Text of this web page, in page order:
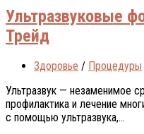
Ультразвуковые
Трейд
Здоровье / Процедуры
Ультразвук — незаменимое
профилактика и лечение
с помощью ультразвука,...